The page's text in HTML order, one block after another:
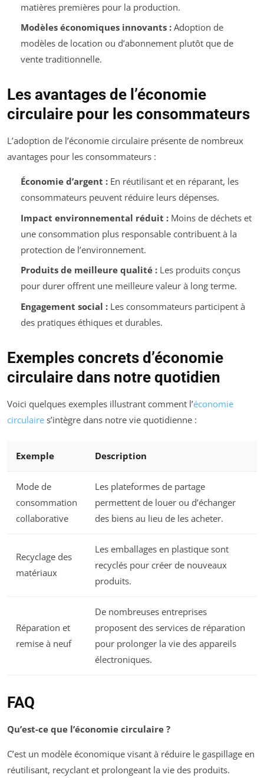
matières premières pour la production.
Modèles économiques innovants :Adoption de
modèles de location ou d’abonnement plutôt que de
vente traditionnelle.
Les avantages de l’économie
circulaire pour les consommateurs
L’adoption de l’économie circulaire présente de nombreux
avantages pour les consommateurs :
Économie d’argent :En réutilisant et en réparant, les
consommateurs peuvent réduire leurs dépenses.
Impact environnemental réduit :Moins de déchets et
une consommation plus responsable contribuent à la
protection de l’environnement.
Produits de meilleure qualité :Les produits conçus
pour durer offrent une meilleure valeur à long terme.
Engagement social :Les consommateurs participent à
des pratiques éthiques et durables.
Exemples concrets d’économie
circulaire dans notre quotidien
Voici quelques exemples illustrant comment l’économie
circulaire s’intègre dans notre vie quotidienne :
Exemple Description
Mode de
consommation
collaborative
Les plateformes de partage
permettent de louer ou d’échanger
des biens au lieu de les acheter.
Recyclage des
matériaux
Les emballages en plastique sont
recyclés pour créer de nouveaux
produits.
Réparation et
remise à neuf
De nombreuses entreprises
proposent des services de réparation
pour prolonger la vie des appareils
électroniques.
FAQ
Qu’est-ce que l’économie circulaire ?
C’est un modèle économique visant à réduire le gaspillage en
réutilisant, recyclant et prolongeant la vie des produits.